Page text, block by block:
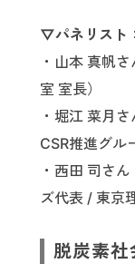
▽パネリスト ：
・山本 真帆
室 室長）
・堀江 菜月
CSR推進グル
・西田 司さ
ズ代表 / 東京
脱炭素